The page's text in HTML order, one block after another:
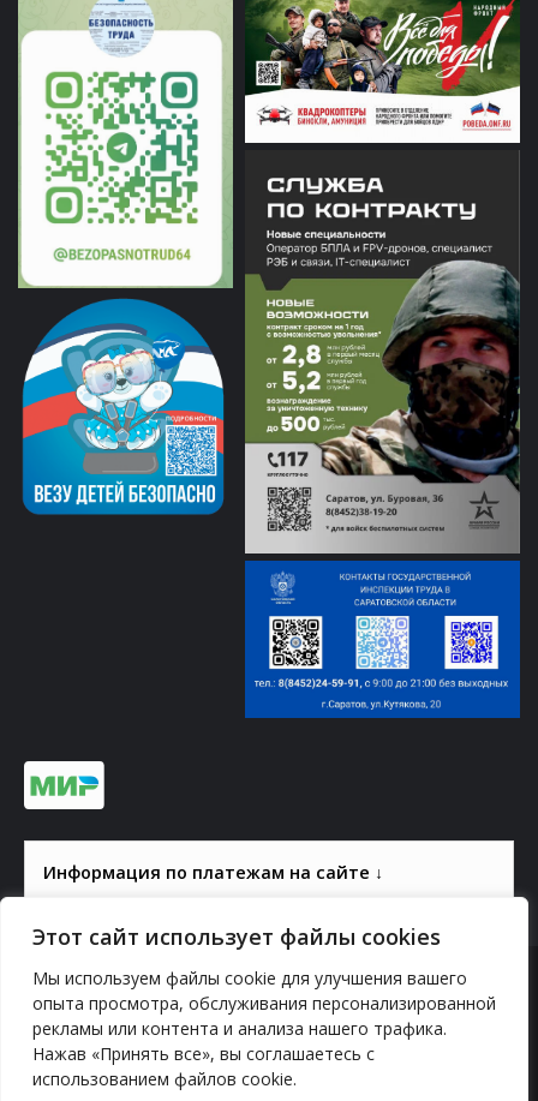
Этот сайт использует файлы cookies
Мы используем файлы cookie для улучшения вашего
опыта просмотра, обслуживания персонализированной
рекламы или контента и анализа нашего трафика.
Нажав «Принять все», вы соглашаетесь с
использованием файлов cookie.
Информация по платежам на сайте ↓
© 2000-2026, ГАУК СОМ КВЦ
Политика конфиденциальности
YouTube
vk.com